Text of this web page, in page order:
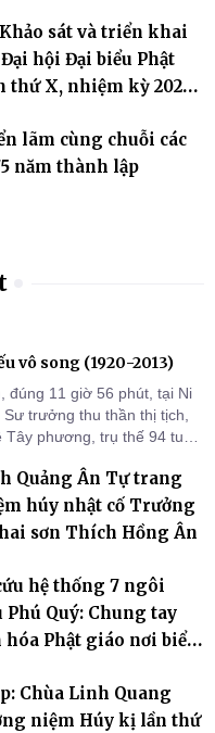
sát và triển khai
hội Đại biểu Phật
thứ X, nhiệm kỳ 2026-
lãm cùng chuỗi các
năm thành lập
vô song (1920-2013)
đúng 11 giờ 56 phút, tại Ni
trưởng thu thần thị tịch,
phương, trụ thế 94 tuổi
Quảng Ân Tự trang
húy nhật cố Trưởng
sơn Thích Hồng Ân
hệ thống 7 ngôi
Quý: Chung tay
Phật giáo nơi biển
Chùa Linh Quang
niệm Húy kị lần thứ